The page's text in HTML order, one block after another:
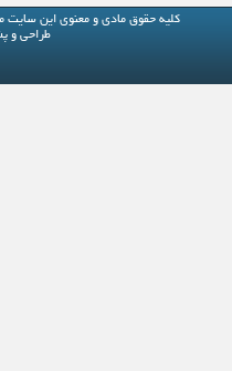
کلیه حقوق مادی و معنوی این سایت
طراحی و